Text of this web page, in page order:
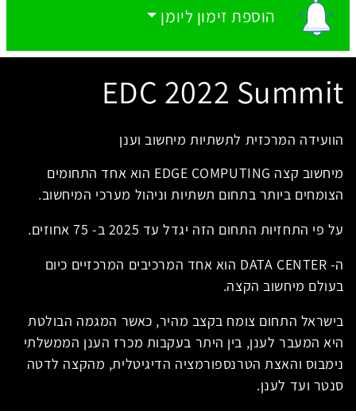
הוספת זימון ליומן
הוספת זימון ליומן
EDC 2022 Summit
הוועידה המרכזית לתשתיות מיחשוב וענן
מיחשוב קצה EDGE COMPUTING הוא אחד התחומים
הצומחים ביותר בתחום תשתיות וניהול מערכי המיחשוב.
על פי התחזיות התחום הזה יגדל עד 2025 ב- 75 אחוזים.
ה- DATA CENTER הוא אחד המרכיבים המרכזיים כיום
בעולם מיחשוב הקצה.
בישראל התחום צומח בקצב מהיר, כאשר המגמה הבולטת
היא המעבר לענן, בין היתר בעקבות מכרז הענן הממשלתי
נימבוס והאצת הטרנספורמציה הדיגיטלית, מהקצה לדטה
סנטר ועד לענן.